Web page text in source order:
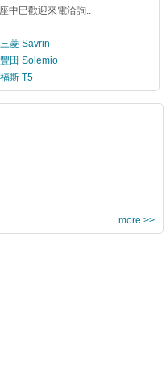
中巴歡迎來電洽詢..
三菱 Savrin
豐田 Solemio
福斯 T5
more >>